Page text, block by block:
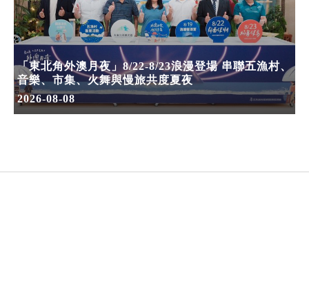
「東北角外澳月夜」8/22-8/23浪漫登場 串聯五漁村、
音樂、市集、火舞與慢旅共度夏夜
2026-08-08